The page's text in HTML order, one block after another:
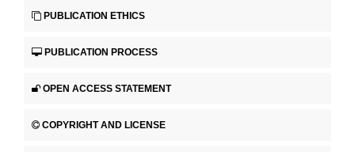
PUBLICATION ETHICS
PUBLICATION PROCESS
OPEN ACCESS STATEMENT
COPYRIGHT AND LICENSE